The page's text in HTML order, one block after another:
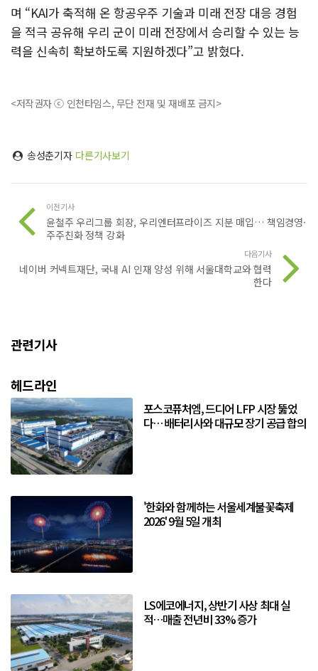
며 “KAI가 축적해 온 항공우주 기술과 미래 전장 대응 경험
을 적극 공유해 우리 군이 미래 전장에서 승리할 수 있는 능
력을 신속히 확보하도록 지원하겠다”고 밝혔다.
<저작권자 ⓒ 인천타임스, 무단 전재 및 재배포 금지>
송성춘기자 다른기사보기
이전기사
윤철주 우리그룹 회장, 우리엔터프라이즈 지분 매입… 책임경영·
주주친화 정책 강화
다음기사
네이버 커넥트재단, 국내 AI 인재 양성 위해 서울대학교와 협력
한다
관련기사
헤드라인
포스코퓨처엠, 드디어 LFP 시장 뚫었
다… 배터리사와 대규모 장기 공급 합의
'한화와 함께하는 서울세계불꽃축제
2026' 9월 5일 개최
LS에코에너지, 상반기 사상 최대 실
적…매출 전년비 33% 증가